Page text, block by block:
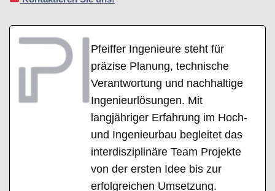
Pfeiffer Ingenieure steht für
präzise Planung, technische
Verantwortung und nachhaltige
Ingenieurlösungen. Mit
langjähriger Erfahrung im Hoch-
und Ingenieurbau begleitet das
interdisziplinäre Team Projekte
von der ersten Idee bis zur
erfolgreichen Umsetzung.